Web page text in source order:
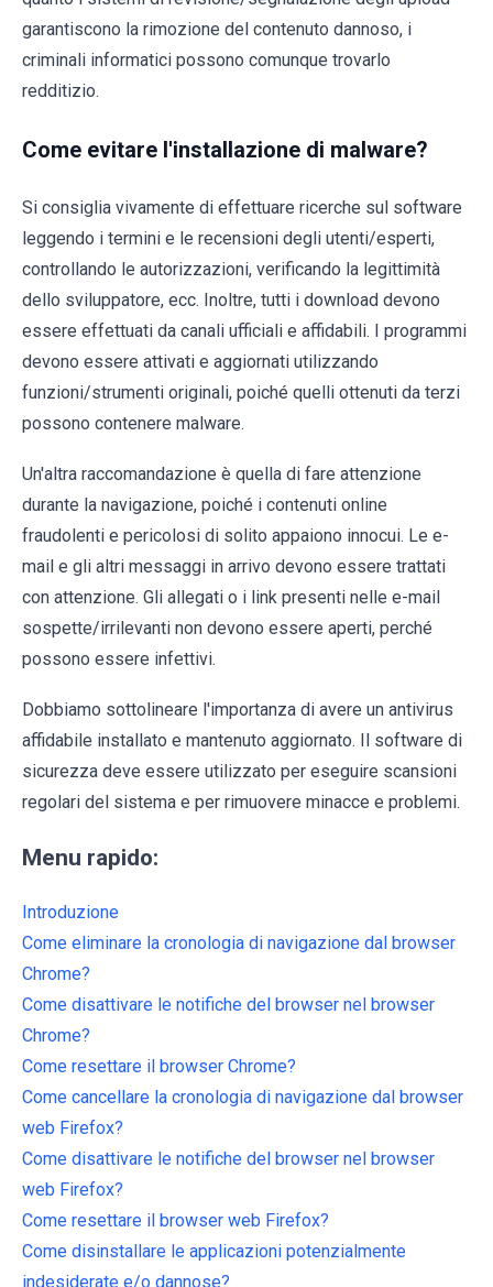
garantiscono la rimozione del contenuto dannoso, i
criminali informatici possono comunque trovarlo
redditizio.
Come evitare l'installazione di malware?
Si consiglia vivamente di effettuare ricerche sul software
leggendo i termini e le recensioni degli utenti/esperti,
controllando le autorizzazioni, verificando la legittimità
dello sviluppatore, ecc. Inoltre, tutti i download devono
essere effettuati da canali ufficiali e affidabili. I programmi
devono essere attivati e aggiornati utilizzando
funzioni/strumenti originali, poiché quelli ottenuti da terzi
possono contenere malware.
Un'altra raccomandazione è quella di fare attenzione
durante la navigazione, poiché i contenuti online
fraudolenti e pericolosi di solito appaiono innocui. Le e-
mail e gli altri messaggi in arrivo devono essere trattati
con attenzione. Gli allegati o i link presenti nelle e-mail
sospette/irrilevanti non devono essere aperti, perché
possono essere infettivi.
Dobbiamo sottolineare l'importanza di avere un antivirus
affidabile installato e mantenuto aggiornato. Il software di
sicurezza deve essere utilizzato per eseguire scansioni
regolari del sistema e per rimuovere minacce e problemi.
Menu rapido:
Introduzione
Come eliminare la cronologia di navigazione dal browser
Chrome?
Come disattivare le notifiche del browser nel browser
Chrome?
Come resettare il browser Chrome?
Come cancellare la cronologia di navigazione dal browser
web Firefox?
Come disattivare le notifiche del browser nel browser
web Firefox?
Come resettare il browser web Firefox?
Come disinstallare le applicazioni potenzialmente
indesiderate e/o dannose?